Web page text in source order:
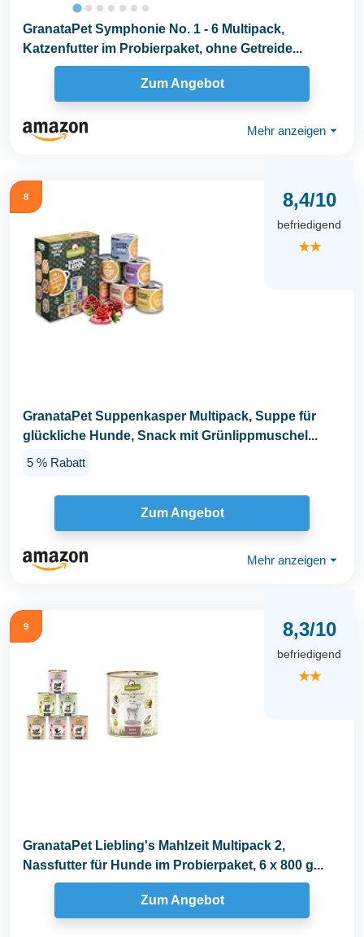
GranataPet Symphonie No. 1 - 6 Multipack,
Katzenfutter im Probierpaket, ohne Getreide...
Zum Angebot
Mehr anzeigen ⏷
8 8,4/10
befriedigend
★★
GranataPet Suppenkasper Multipack, Suppe für
glückliche Hunde, Snack mit Grünlippmuschel...
5 % Rabatt
Zum Angebot
Mehr anzeigen ⏷
9 8,3/10
befriedigend
★★
GranataPet Liebling's Mahlzeit Multipack 2,
Nassfutter für Hunde im Probierpaket, 6 x 800 g...
Zum Angebot